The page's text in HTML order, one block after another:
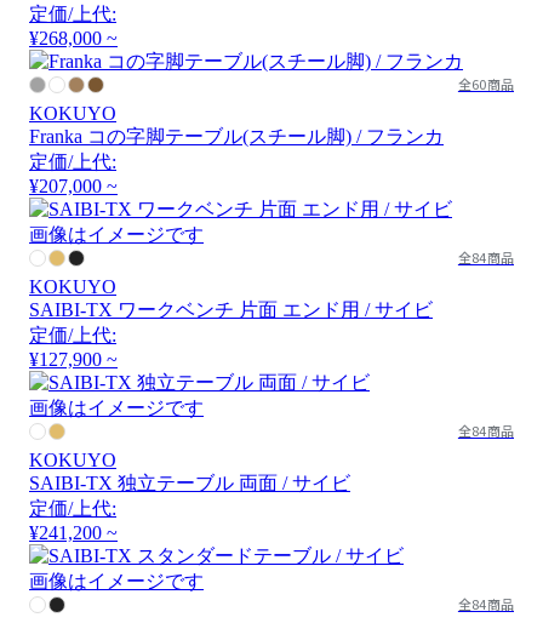
定価/上代:
¥268,000 ~
全60商品
KOKUYO
Franka コの字脚テーブル(スチール脚) / フランカ
定価/上代:
¥207,000 ~
画像はイメージです
全84商品
KOKUYO
SAIBI-TX ワークベンチ 片面 エンド用 / サイビ
定価/上代:
¥127,900 ~
画像はイメージです
全84商品
KOKUYO
SAIBI-TX 独立テーブル 両面 / サイビ
定価/上代:
¥241,200 ~
画像はイメージです
全84商品